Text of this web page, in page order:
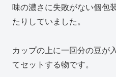
味の濃さに失敗がない個包
たりしていました。
カップの上に一回分の豆が
てセットする物です。